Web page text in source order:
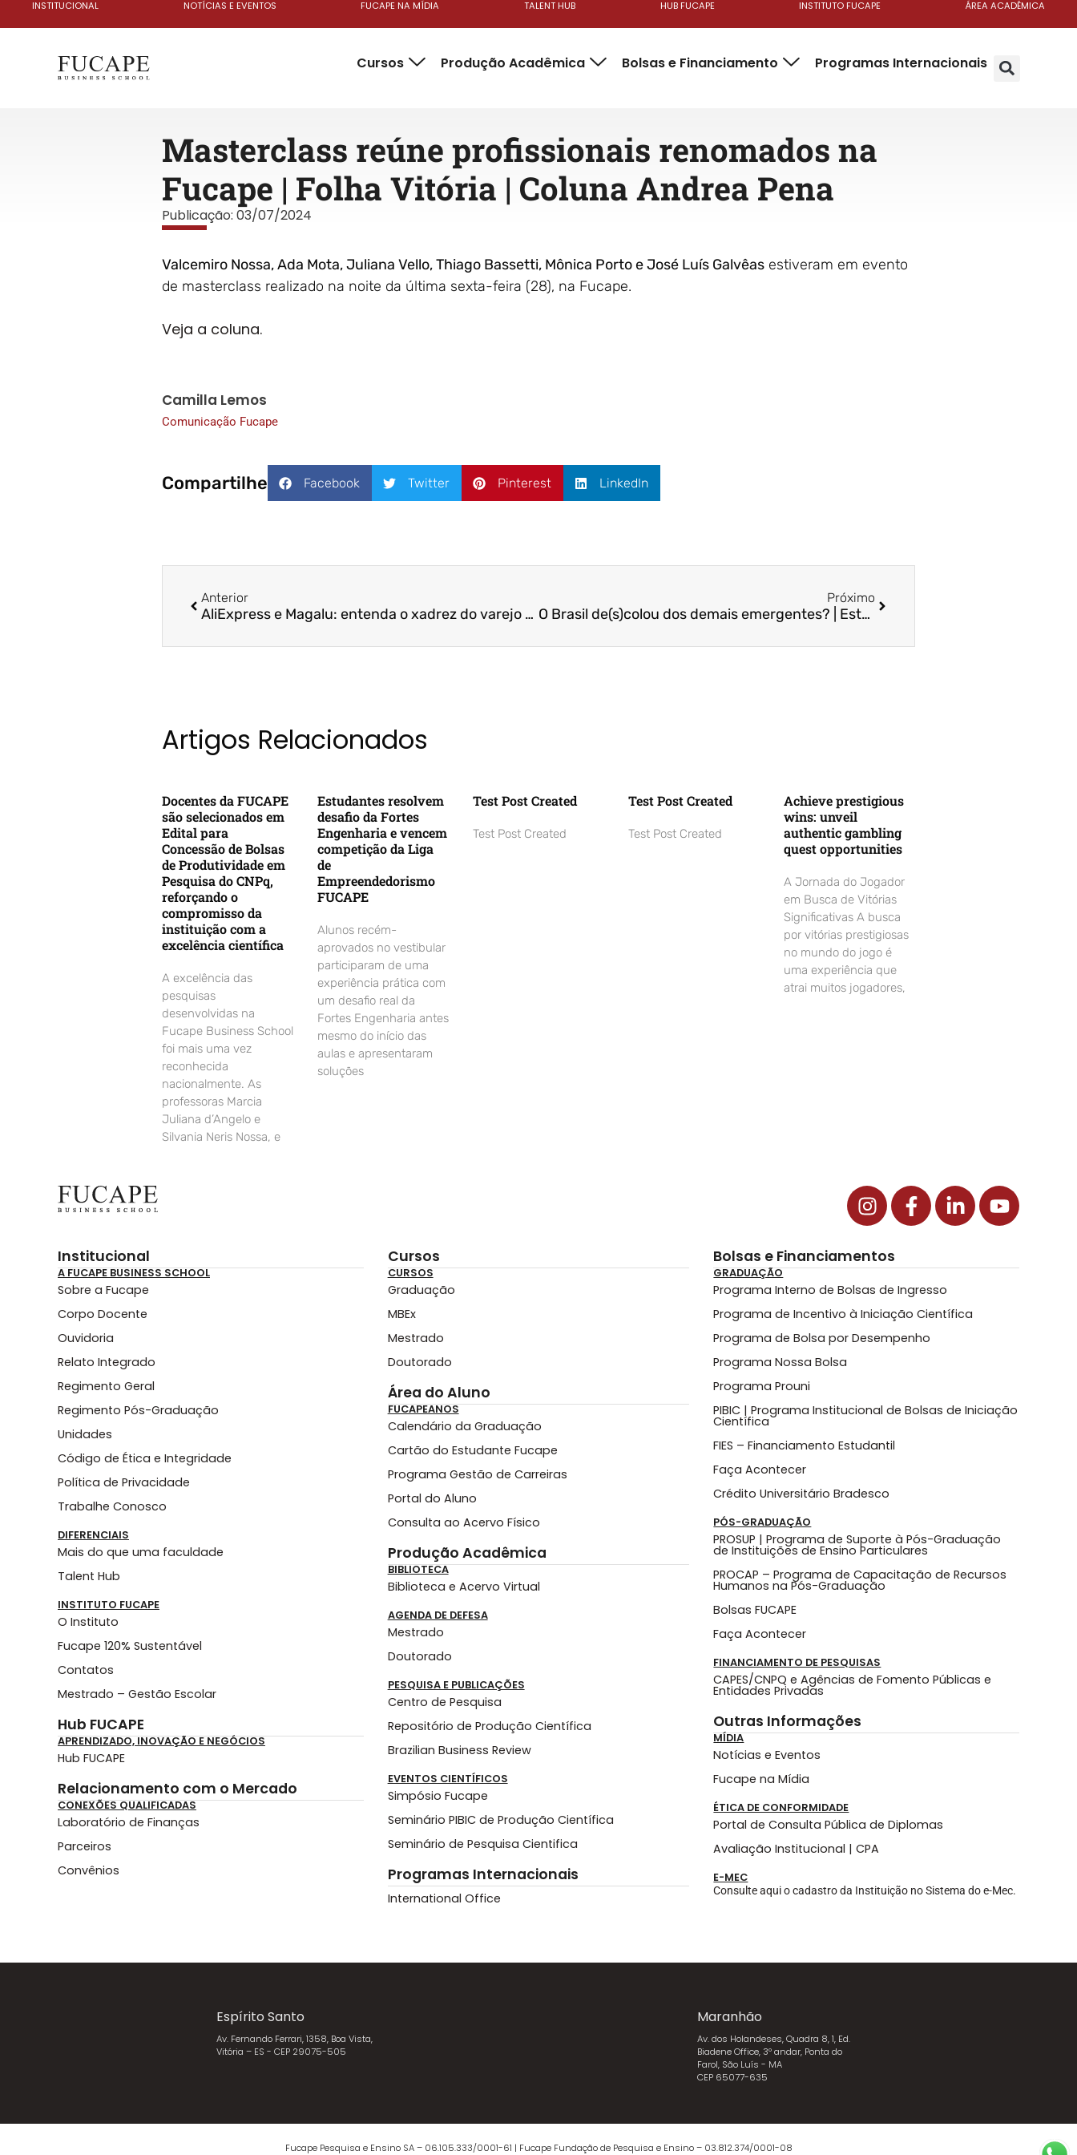
INSTITUCIONAL NOTÍCIAS E EVENTOS FUCAPE NA MÍDIA TALENT HUB HUB FUCAPE INSTITUTO FUCAPE ÁREA ACADÊMICA
Cursos Produção Acadêmica Bolsas e Financiamento Programas Internacionais
Masterclass reúne profissionais renomados na
Fucape | Folha Vitória | Coluna Andrea Pena
Publicação: 03/07/2024
Valcemiro Nossa, Ada Mota, Juliana Vello, Thiago Bassetti, Mônica Porto e José Luís Galvêasestiveram em evento
de masterclass realizado na noite da última sexta-feira (28), na Fucape.
Veja a coluna.
Camilla Lemos
Comunicação Fucape
Compartilhe Facebook Twitter Pinterest LinkedIn
Anterior
AliExpress e Magalu: entenda o xadrez do varejo brasileiro | A Gazeta | Prof. Dr. Felipe Storch
Próximo
O Brasil de(s)colou dos demais emergentes? | Estadão | Prof. Dr. Bruno Funchal
Artigos Relacionados
Docentes da FUCAPE
são selecionados em
Edital para
Concessão de Bolsas
de Produtividade em
Pesquisa do CNPq,
reforçando o
compromisso da
instituição com a
excelência científica
A excelência das
pesquisas
desenvolvidas na
Fucape Business School
foi mais uma vez
reconhecida
nacionalmente. As
professoras Marcia
Juliana d’Angelo e
Silvania Neris Nossa, e
Estudantes resolvem
desafio da Fortes
Engenharia e vencem
competição da Liga
de
Empreendedorismo
FUCAPE
Alunos recém-
aprovados no vestibular
participaram de uma
experiência prática com
um desafio real da
Fortes Engenharia antes
mesmo do início das
aulas e apresentaram
soluções
Test Post Created
Test Post Created
Test Post Created
Test Post Created
Achieve prestigious
wins: unveil
authentic gambling
quest opportunities
A Jornada do Jogador
em Busca de Vitórias
Significativas A busca
por vitórias prestigiosas
no mundo do jogo é
uma experiência que
atrai muitos jogadores,
Institucional
A FUCAPE BUSINESS SCHOOL
Sobre a Fucape
Corpo Docente
Ouvidoria
Relato Integrado
Regimento Geral
Regimento Pós-Graduação
Unidades
Código de Ética e Integridade
Política de Privacidade
Trabalhe Conosco
DIFERENCIAIS
Mais do que uma faculdade
Talent Hub
INSTITUTO FUCAPE
O Instituto
Fucape 120% Sustentável
Contatos
Mestrado – Gestão Escolar
Hub FUCAPE
APRENDIZADO, INOVAÇÃO E NEGÓCIOS
Hub FUCAPE
Relacionamento com o Mercado
CONEXÕES QUALIFICADAS
Laboratório de Finanças
Parceiros
Convênios
Cursos
CURSOS
Graduação
MBEx
Mestrado
Doutorado
Área do Aluno
FUCAPEANOS
Calendário da Graduação
Cartão do Estudante Fucape
Programa Gestão de Carreiras
Portal do Aluno
Consulta ao Acervo Físico
Produção Acadêmica
BIBLIOTECA
Biblioteca e Acervo Virtual
AGENDA DE DEFESA
Mestrado
Doutorado
PESQUISA E PUBLICAÇÕES
Centro de Pesquisa
Repositório de Produção Científica
Brazilian Business Review
EVENTOS CIENTÍFICOS
Simpósio Fucape
Seminário PIBIC de Produção Científica
Seminário de Pesquisa Cientifica
Programas Internacionais
International Office
Bolsas e Financiamentos
GRADUAÇÃO
Programa Interno de Bolsas de Ingresso
Programa de Incentivo à Iniciação Científica
Programa de Bolsa por Desempenho
Programa Nossa Bolsa
Programa Prouni
PIBIC | Programa Institucional de Bolsas de Iniciação
Científica
FIES – Financiamento Estudantil
Faça Acontecer
Crédito Universitário Bradesco
PÓS-GRADUAÇÃO
PROSUP | Programa de Suporte à Pós-Graduação
de Instituições de Ensino Particulares
PROCAP – Programa de Capacitação de Recursos
Humanos na Pós-Graduação
Bolsas FUCAPE
Faça Acontecer
FINANCIAMENTO DE PESQUISAS
CAPES/CNPQ e Agências de Fomento Públicas e
Entidades Privadas
Outras Informações
MÍDIA
Notícias e Eventos
Fucape na Mídia
ÉTICA DE CONFORMIDADE
Portal de Consulta Pública de Diplomas
Avaliação Institucional | CPA
E-MEC
Consulte aqui o cadastro da Instituição no Sistema do e-Mec.
Espírito Santo
Av. Fernando Ferrari, 1358, Boa Vista,
Vitória – ES - CEP 29075-505
Maranhão
Av. dos Holandeses, Quadra 8, 1, Ed.
Biadene Office, 3º andar, Ponta do
Farol, São Luís - MA
CEP 65077-635
Fucape Pesquisa e Ensino SA – 06.105.333/0001-61 | Fucape Fundação de Pesquisa e Ensino – 03.812.374/0001-08